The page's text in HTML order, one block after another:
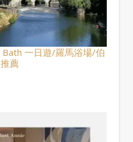
Bath 一日遊/羅馬浴場/伯
薦